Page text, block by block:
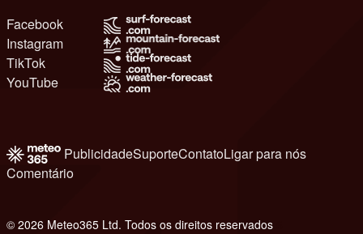
Facebook
Instagram
TikTok
YouTube
PublicidadeSuporteContatoLigar para nós
Comentário
© 2026 Meteo365 Ltd. Todos os direitos reservados